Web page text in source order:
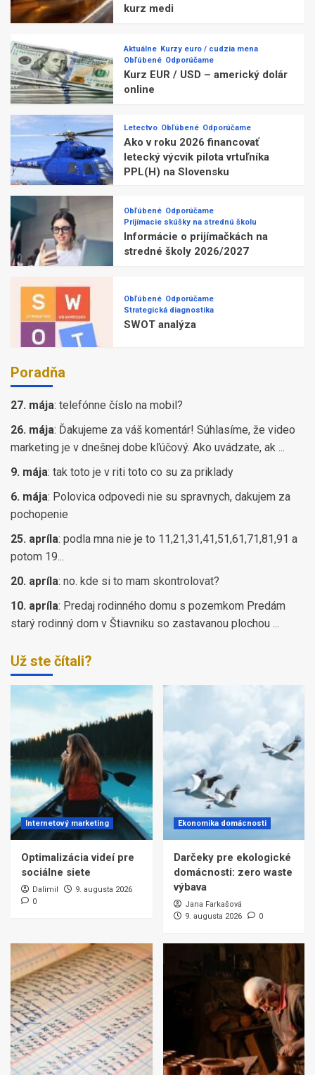
kurz medi
Aktuálne Kurzy euro / cudzia mena
Obľúbené Odporúčame
Kurz EUR / USD – americký dolár
online
Letectvo Obľúbené Odporúčame
Ako v roku 2026 financovať
letecký výcvik pilota vrtuľníka
PPL(H) na Slovensku
Obľúbené Odporúčame
Prijímacie skúšky na strednú školu
Informácie o prijímačkách na
stredné školy 2026/2027
Obľúbené Odporúčame
Strategická diagnostika
SWOT analýza
Poradňa
27. mája: telefónne číslo na mobil?
26. mája: Ďakujeme za váš komentár! Súhlasíme, že video
marketing je v dnešnej dobe kľúčový. Ako uvádzate, ak ...
9. mája: tak toto je v riti toto co su za priklady
6. mája: Polovica odpovedi nie su spravnych, dakujem za
pochopenie
25. apríla: podla mna nie je to 11,21,31,41,51,61,71,81,91 a
potom 19...
20. apríla: no. kde si to mam skontrolovat?
10. apríla: Predaj rodinného domu s pozemkom Predám
starý rodinný dom v Štiavniku so zastavanou plochou ...
Už ste čítali?
Internetový marketing
Optimalizácia videí pre
sociálne siete
Dalimil
9. augusta 2026
0
Ekonomika domácnosti
Darčeky pre ekologické
domácnosti: zero waste
výbava
Jana Farkašová
9. augusta 2026
0